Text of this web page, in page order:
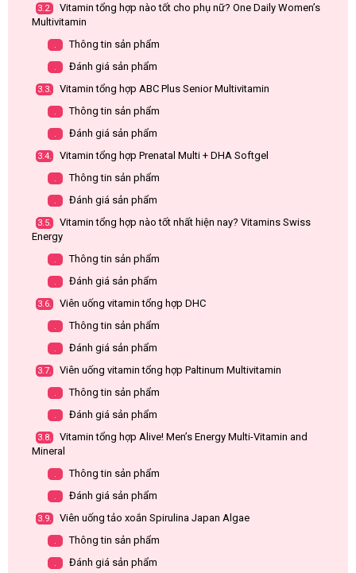
3.2.
Vitamin tổng hợp nào tốt cho phụ nữ? One Daily Women’s
Multivitamin
. Thông tin sản phẩm
. Đánh giá sản phẩm
3.3. Vitamin tổng hợp ABC Plus Senior Multivitamin
. Thông tin sản phẩm
. Đánh giá sản phẩm
3.4. Vitamin tổng hợp Prenatal Multi + DHA Softgel
. Thông tin sản phẩm
. Đánh giá sản phẩm
3.5.
Vitamin tổng hợp nào tốt nhất hiện nay? Vitamins Swiss
Energy
. Thông tin sản phẩm
. Đánh giá sản phẩm
3.6. Viên uống vitamin tổng hợp DHC
. Thông tin sản phẩm
. Đánh giá sản phẩm
3.7. Viên uống vitamin tổng hợp Paltinum Multivitamin
. Thông tin sản phẩm
. Đánh giá sản phẩm
3.8.
Vitamin tổng hợp Alive! Men’s Energy Multi-Vitamin and
Mineral
. Thông tin sản phẩm
. Đánh giá sản phẩm
3.9. Viên uống tảo xoắn Spirulina Japan Algae
. Thông tin sản phẩm
. Đánh giá sản phẩm